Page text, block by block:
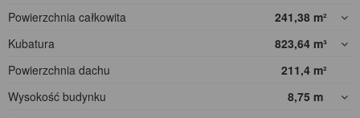
Powierzchnia całkowita
241,38 m²
Kubatura
823,64 m³
Powierzchnia dachu
211,4 m²
Wysokość budynku
8,75 m